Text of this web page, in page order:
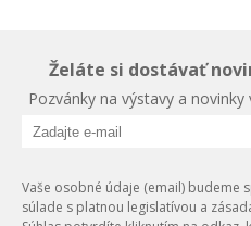
Želáte si dostávať
Pozvánky na výstavy a
Vaše osobné údaje (email) budeme
súlade s platnou legislatívou a